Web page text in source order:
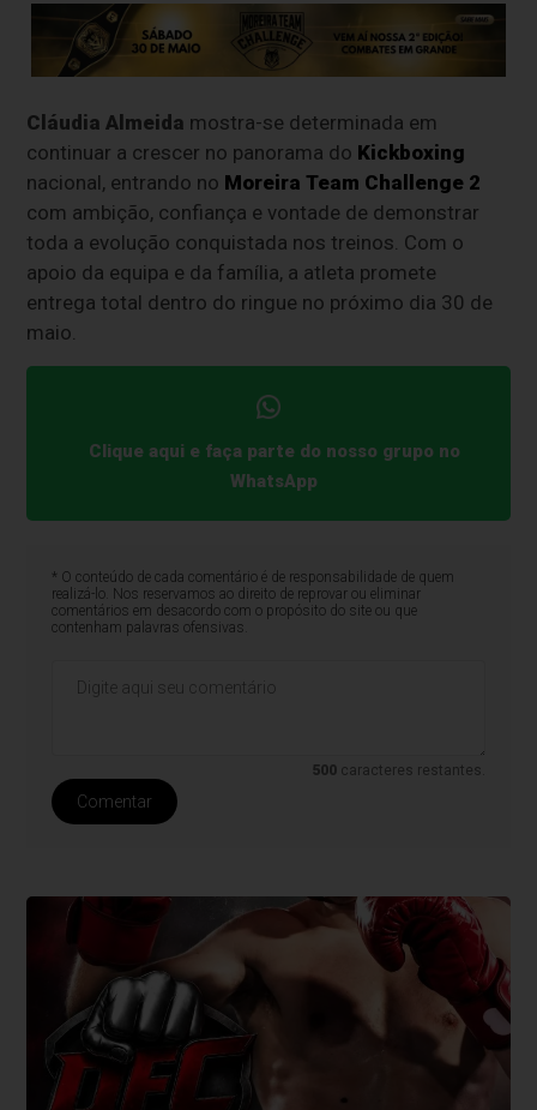
Cláudia Almeida mostra-se determinada em
continuar a crescer no panorama do Kickboxing
nacional, entrando no Moreira Team Challenge 2
com ambição, confiança e vontade de demonstrar
toda a evolução conquistada nos treinos. Com o
apoio da equipa e da família, a atleta promete
entrega total dentro do ringue no próximo dia 30 de
maio.
Clique aqui e faça parte do nosso grupo no
WhatsApp
* O conteúdo de cada comentário é de responsabilidade de quem
realizá-lo. Nos reservamos ao direito de reprovar ou eliminar
comentários em desacordo com o propósito do site ou que
contenham palavras ofensivas.
500 caracteres restantes.
Comentar